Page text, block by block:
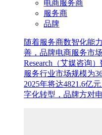
电商服务商
服务商
品牌
随着服务商数智化能
善，品牌电商服务市
Research（艾媒咨询
服务行业市场规模为
2025年将达4821.6亿
字化转型，品牌方对